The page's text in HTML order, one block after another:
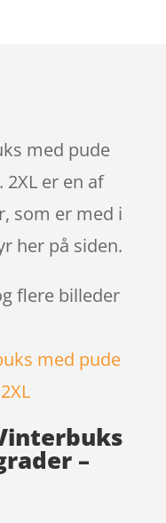
med pude
2XL er en af
som er med i
her på siden.
flere billeder
–